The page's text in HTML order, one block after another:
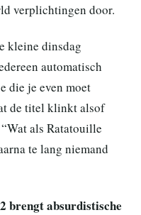
verplichtingen door.
kleine dinsdag
automatisch
die je even moet
de titel klinkt alsof
als Ratatouille
te lang niemand
brengt absurdistische